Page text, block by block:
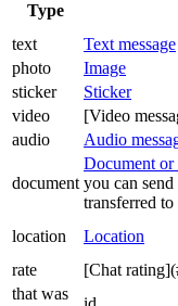
Type
text
Text message
photo
Image
sticker
Sticker
video
[Video
audio
Audio
document
Document
you can
transferred
location Location
rate
[Chat
that was